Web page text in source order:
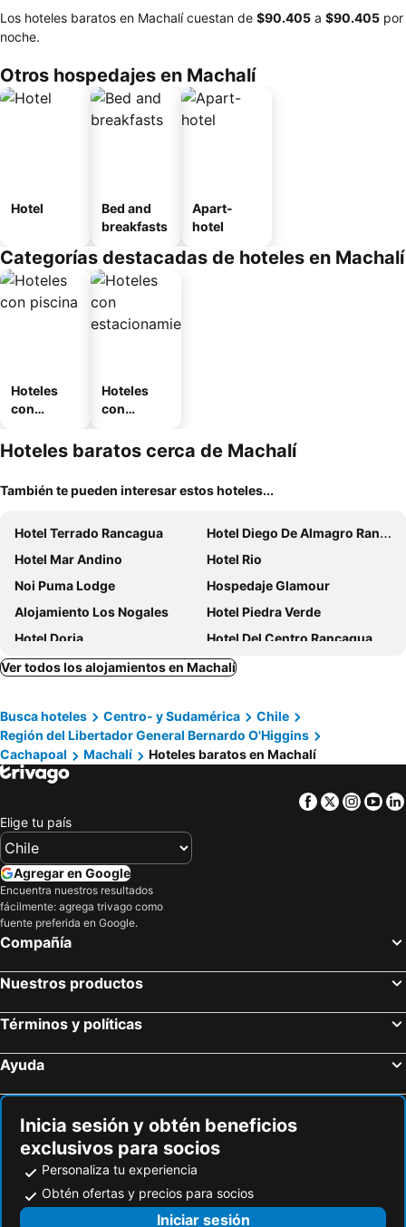
Los hoteles baratos en Machalí cuestan de ‎$90.405 a ‎$90.405 por
noche.
Otros hospedajes en Machalí
Hotel
Bed and
breakfasts
Apart-
hotel
Categorías destacadas de hoteles en Machalí
Hoteles
con
Hoteles
con
miento
Hoteles baratos cerca de Machalí
También te pueden interesar estos hoteles...
Hotel Terrado Rancagua
Hotel Diego De Almagro Rancagua
Hotel Mar Andino
Hotel Rio
Noi Puma Lodge
Hospedaje Glamour
Alojamiento Los Nogales
Hotel Piedra Verde
Hotel Doria
Hotel Del Centro Rancagua
Hotel Casa Millan Inn
Moderno Departamento En Rancagua
Ver todos los alojamientos en Machalí
Busca hoteles Centro- y Sudamérica
Chile
Región del Libertador General Bernardo O'Higgins
Cachapoal
Machalí Hoteles baratos en Machalí
Facebook
Twitter
Elige tu país
Agregar en Google
Encuentra nuestros resultados
fácilmente: agrega trivago como
fuente preferida en Google.
Compañía
Nuestros productos
Términos y políticas
Ayuda
Inicia sesión y obtén beneficios
exclusivos para socios
Personaliza tu experiencia
Obtén ofertas y precios para socios
Iniciar sesión